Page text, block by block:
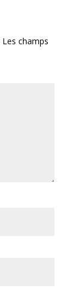
Les champs